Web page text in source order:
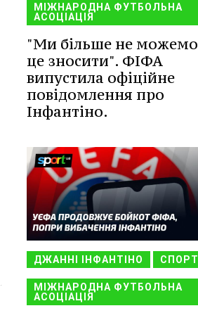
МІЖНАРОДНА ФУТБОЛЬНА
АСОЦІАЦІЯ
"Ми більше не можемо
це зносити". ФІФА
випустила офіційне
повідомлення про
Інфантіно.
ДЖАННІ ІНФАНТІНО СПОРТ
МІЖНАРОДНА ФУТБОЛЬНА
АСОЦІАЦІЯ